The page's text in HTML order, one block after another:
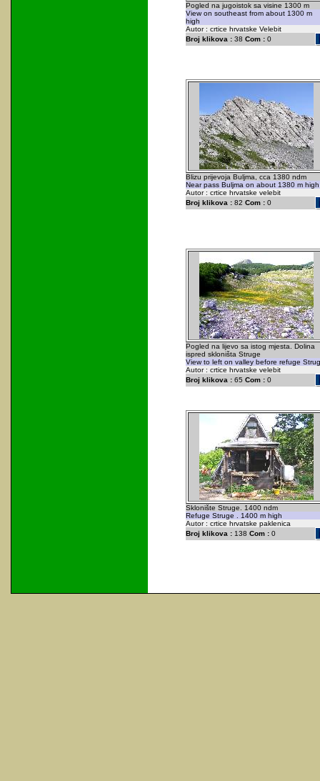
Pogled na jugoistok sa visine 1300 m
View on southeast from about 1300 m
high
Autor : crtice hrvatske Velebit
Broj klikova :38 Com :0
Blizu prijevoja Buljma, cca 1380 ndm
Near pass Buljma on about 1380 m high
Autor : crtice hrvatske velebit
Broj klikova :82 Com :0
Pogled na lijevo sa istog mjesta. Dolina
ispred skloništa Struge
View to left on valley before refuge
Autor : crtice hrvatske velebit
Broj klikova :65 Com :0
Sklonište Struge. 1400 ndm
Refuge Struge . 1400 m high
Autor : crtice hrvatske paklenica
Broj klikova :138 Com :0